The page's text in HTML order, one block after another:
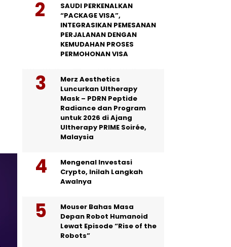
SAUDI PERKENALKAN
“PACKAGE VISA”,
INTEGRASIKAN PEMESANAN
PERJALANAN DENGAN
KEMUDAHAN PROSES
PERMOHONAN VISA
Merz Aesthetics
Luncurkan Ultherapy
Mask – PDRN Peptide
Radiance dan Program
untuk 2026 di Ajang
Ultherapy PRIME Soirée,
Malaysia
Mengenal Investasi
Crypto, Inilah Langkah
Awalnya
Mouser Bahas Masa
Depan Robot Humanoid
Lewat Episode “Rise of the
Robots”